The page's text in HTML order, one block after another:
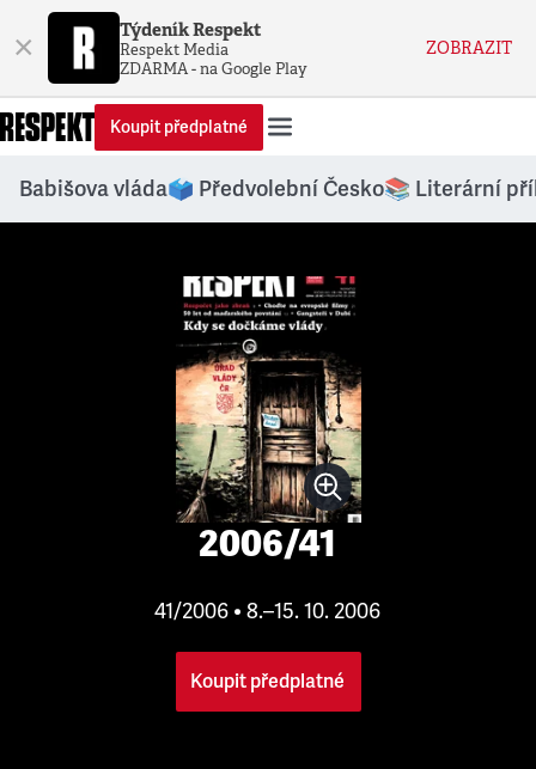
× Týdeník Respekt
Respekt Media
ZDARMA - na Google Play
ZOBRAZIT
Koupit předplatné
Babišova vláda🗳️ Předvolební Česko📚 Literární
41/2006 • 8.–15. 10. 2006
2006/41
Koupit předplatné